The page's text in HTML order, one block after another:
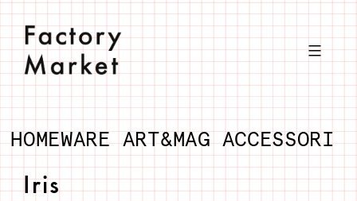
Salta
al
contenuto
HOMEWARE ART&MAG ACCESSORI
Iris